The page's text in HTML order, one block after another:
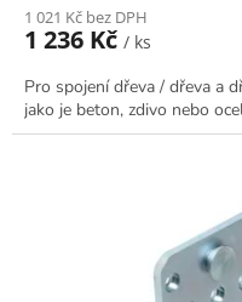
1 021 Kč bez DPH
1 236 Kč / ks
Pro spojení dřeva / dřeva a
jako je beton, zdivo nebo